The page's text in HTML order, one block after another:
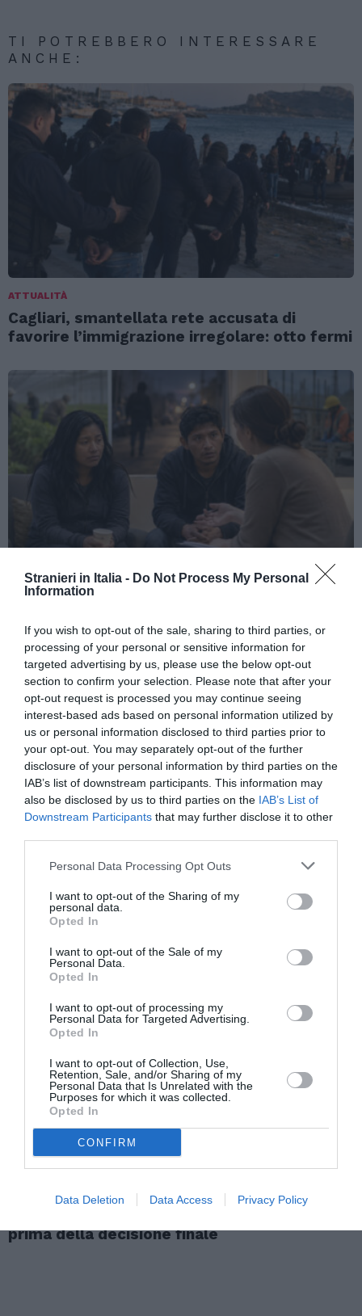
Stranieri in Italia - Do Not Process My Personal
Information
If you wish to opt-out of the sale, sharing to third parties, or
processing of your personal or sensitive information for
targeted advertising by us, please use the below opt-out
section to confirm your selection. Please note that after your
opt-out request is processed you may continue seeing
interest-based ads based on personal information utilized by
us or personal information disclosed to third parties prior to
your opt-out. You may separately opt-out of the further
disclosure of your personal information by third parties on the
IAB’s list of downstream participants. This information may
also be disclosed by us to third parties on the IAB’s List of
Downstream Participants that may further disclose it to other
Personal Data Processing Opt Outs
I want to opt-out of the Sharing of my
personal data.
Opted In
I want to opt-out of the Sale of my
Personal Data.
Opted In
I want to opt-out of processing my
Personal Data for Targeted Advertising.
Opted In
I want to opt-out of Collection, Use,
Retention, Sale, and/or Sharing of my
Personal Data that Is Unrelated with the
Purposes for which it was collected.
Opted In
CONFIRM
Data Deletion Data Access Privacy Policy
TI POTREBBERO INTERESSARE
ANCHE:
ATTUALITÀ
Cagliari, smantellata rete accusata di
favorire l’immigrazione irregolare: otto fermi
ATTUALITÀ
rafforzare assistenza e integrazione delle
vittime
Migranti. Ceuta, nuovo allarme per il 15
agosto: sui social circolano appelli a un
ingresso di massa
ATTUALITÀ
prima della decisione finale